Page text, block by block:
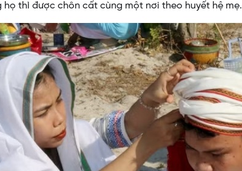
thì được chôn cất cùng một nơi theo huyết hệ mẹ.